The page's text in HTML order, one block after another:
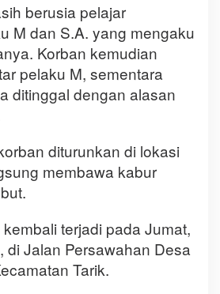
berusia pelajar
M dan S.A. yang mengaku
Korban kemudian
pelaku M, sementara
ditinggal dengan alasan
diturunkan di lokasi
membawa kabur
terjadi pada Jumat,
di Jalan Persawahan Desa
Tarik.